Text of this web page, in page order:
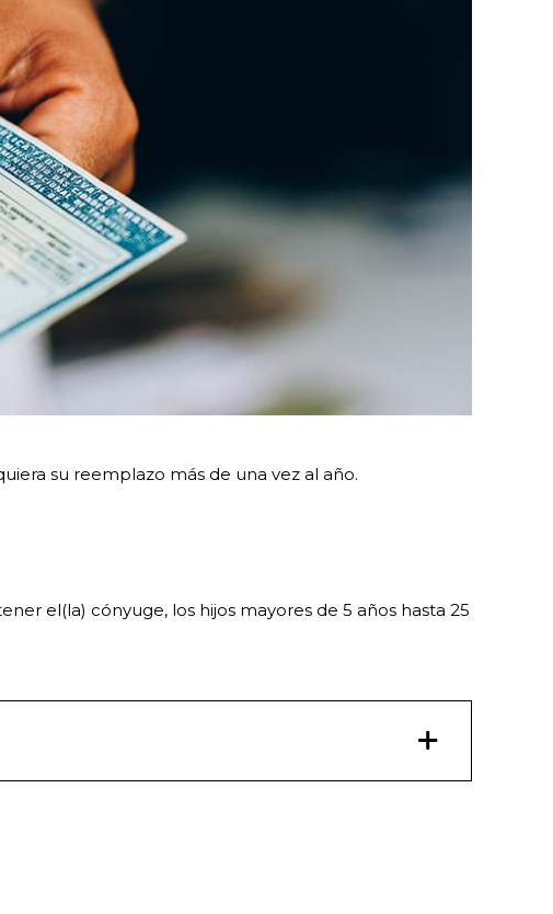
su reemplazo más de una vez al año.
el(la) cónyuge, los hijos mayores de 5 años hasta 25